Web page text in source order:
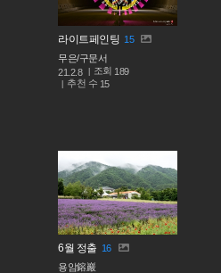
라이트페인팅 15
무은/구문서
21.2.8
조회 189
추천 수 15
6월 정출 16
용암鎔巖